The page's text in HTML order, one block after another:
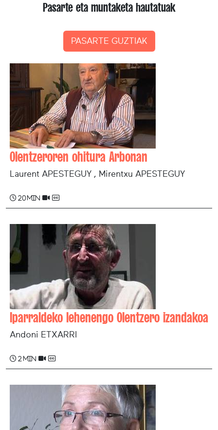
Pasarte eta muntaketa hautatuak
PASARTE GUZTIAK
Olentzeroren ohitura Arbonan
Laurent APESTEGUY , Mirentxu APESTEGUY
20 min
Iparraldeko lehenengo Olentzero izandakoa
Andoni ETXARRI
2 min